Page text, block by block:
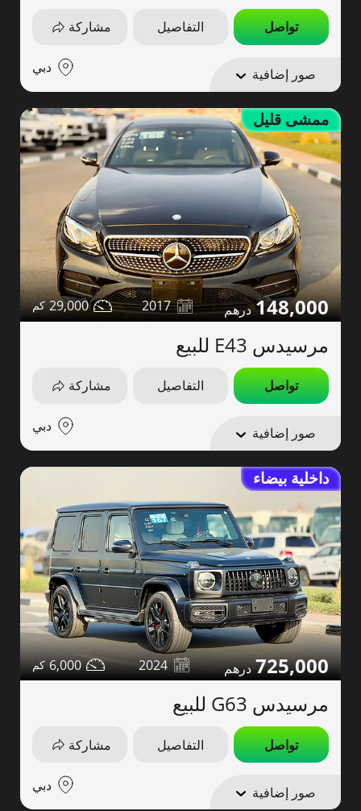
تواصل التفاصيل مشاركة
صور إضافية دبي
ممشى قليل
148,000
2017
29,000
مرسيدس E43 للبيع
تواصل التفاصيل مشاركة
صور إضافية دبي
داخلية بيضاء
725,000
2024
6,000
مرسيدس G63 للبيع
تواصل التفاصيل مشاركة
صور إضافية دبي